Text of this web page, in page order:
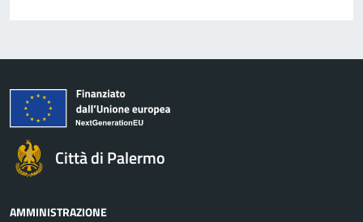
Città di Palermo
AMMINISTRAZIONE